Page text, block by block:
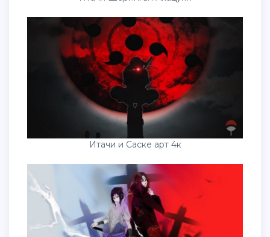
Итачи и Саске арт 4к